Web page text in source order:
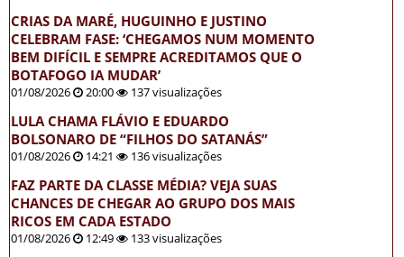
CRIAS DA MARÉ, HUGUINHO E JUSTINO
CELEBRAM FASE: ‘CHEGAMOS NUM MOMENTO
BEM DIFÍCIL E SEMPRE ACREDITAMOS QUE O
BOTAFOGO IA MUDAR’
01/08/2026 20:00 137 visualizações
LULA CHAMA FLÁVIO E EDUARDO
BOLSONARO DE “FILHOS DO SATANÁS”
01/08/2026 14:21 136 visualizações
FAZ PARTE DA CLASSE MÉDIA? VEJA SUAS
CHANCES DE CHEGAR AO GRUPO DOS MAIS
RICOS EM CADA ESTADO
01/08/2026 12:49 133 visualizações